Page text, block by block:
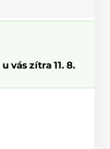
u vás zítra 11. 8.